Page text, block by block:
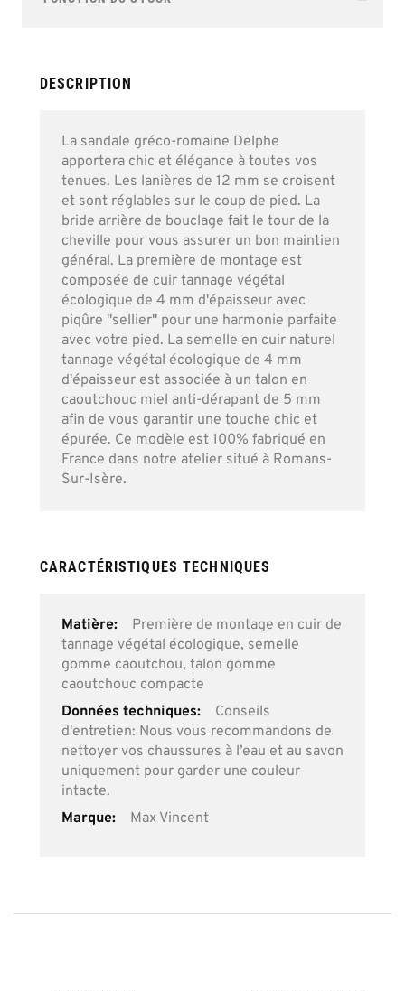
gallery
DESCRIPTION
La sandale gréco-romaine Delphe
apportera chic et élégance à toutes vos
tenues. Les lanières de 12 mm se croisent
et sont réglables sur le coup de pied. La
bride arrière de bouclage fait le tour de la
cheville pour vous assurer un bon maintien
général. La première de montage est
composée de cuir tannage végétal
écologique de 4 mm d'épaisseur avec
piqûre "sellier" pour une harmonie parfaite
avec votre pied. La semelle en cuir naturel
tannage végétal écologique de 4 mm
d'épaisseur est associée à un talon en
caoutchouc miel anti-dérapant de 5 mm
afin de vous garantir une touche chic et
épurée. Ce modèle est 100% fabriqué en
France dans notre atelier situé à Romans-
Sur-Isère.
CARACTÉRISTIQUES TECHNIQUES
Plus
d’information
Première de montage en cuir de
tannage végétal écologique, semelle
gomme caoutchou, talon gomme
caoutchouc compacte
Conseils
d'entretien: Nous vous recommandons de
nettoyer vos chaussures à l’eau et au savon
uniquement pour garder une couleur
intacte.
Max Vincent